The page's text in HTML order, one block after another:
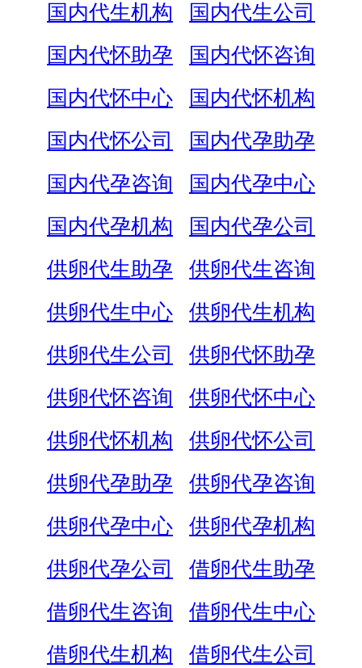
国内代生机构
国内代生公司
国内代怀助孕
国内代怀咨询
国内代怀中心
国内代怀机构
国内代怀公司
国内代孕助孕
国内代孕咨询
国内代孕中心
国内代孕机构
国内代孕公司
供卵代生助孕
供卵代生咨询
供卵代生中心
供卵代生机构
供卵代生公司
供卵代怀助孕
供卵代怀咨询
供卵代怀中心
供卵代怀机构
供卵代怀公司
供卵代孕助孕
供卵代孕咨询
供卵代孕中心
供卵代孕机构
供卵代孕公司
借卵代生助孕
借卵代生咨询
借卵代生中心
借卵代生机构
借卵代生公司